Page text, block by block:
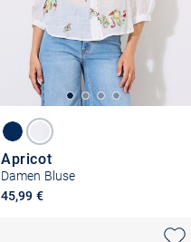
Apricot
Damen Bluse
45,99 €